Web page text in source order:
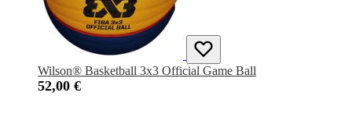
Wilson® Basketball 3x3 Official Game Ball
52,00 €